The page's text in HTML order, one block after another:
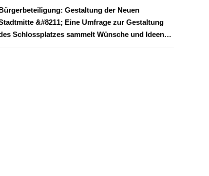
Gestaltung der Neuen
&#8211; Eine Umfrage zur Gestaltung
Schlossplatzes sammelt Wünsche und Ideen
der Bürgerschaft